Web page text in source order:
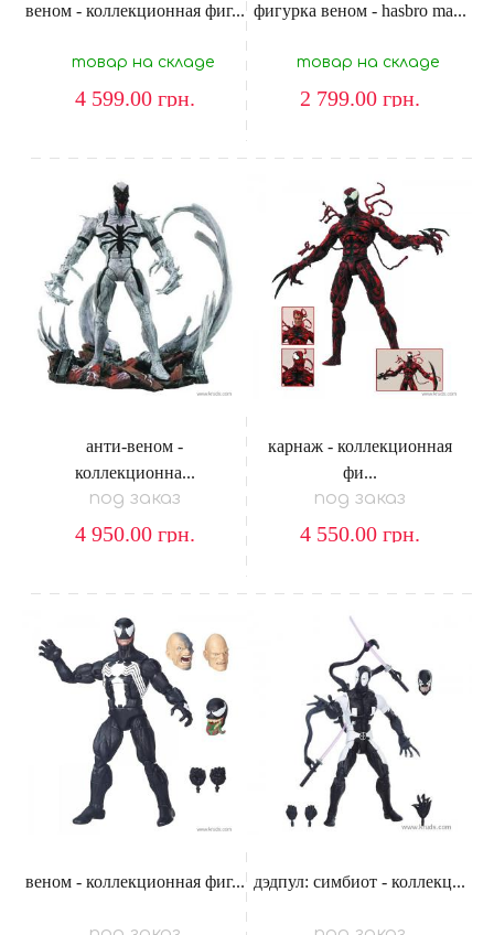
веном - коллекционная фиг...
товар на складе
4 599.00 грн.
фигурка веном - hasbro ma...
товар на складе
2 799.00 грн.
анти-веном -
коллекционна...
под заказ
4 950.00 грн.
карнаж - коллекционная
фи...
под заказ
4 550.00 грн.
веном - коллекционная фиг... дэдпул: симбиот - коллекц...